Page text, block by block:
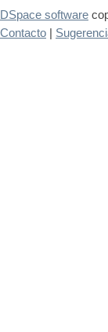
DSpace software
Contacto